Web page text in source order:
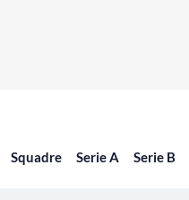
Squadre Serie A Serie B